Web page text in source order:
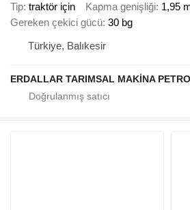
Tip traktör için Kapma genişliği 1,95
Gereken çekici gücü 30 bg
Türkiye, Balıkesir